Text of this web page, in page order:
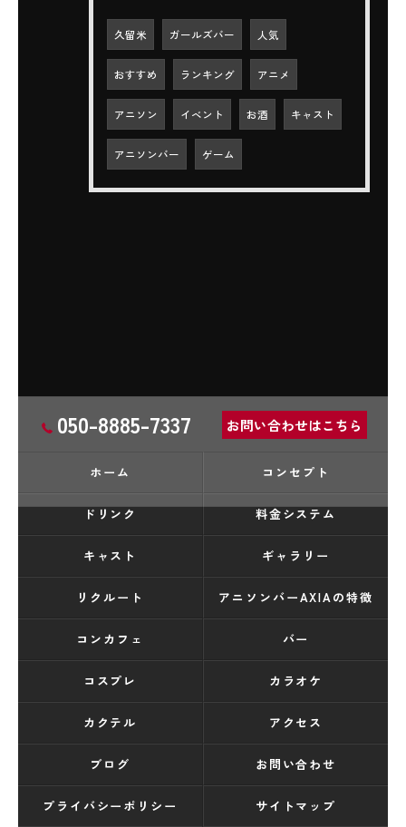
久留米 ガールズバー 人気
おすすめ ランキング アニメ
アニソン イベント お酒 キャスト
アニソンバー ゲーム
050-8885-7337 お問い合わせはこちら
ホーム コンセプト
ドリンク 料金システム
キャスト ギャラリー
リクルート アニソンバーAXIAの特徴
コンカフェ バー
コスプレ カラオケ
カクテル アクセス
ブログ お問い合わせ
プライバシーポリシー サイトマップ